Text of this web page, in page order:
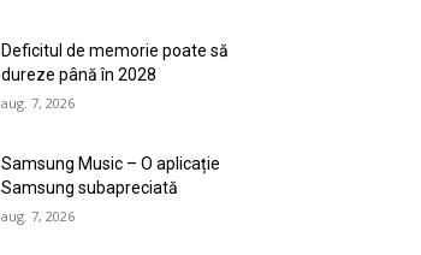
Deficitul de memorie poate să
dureze până în 2028
aug. 7, 2026
Samsung Music – O aplicație
Samsung subapreciată
aug. 7, 2026